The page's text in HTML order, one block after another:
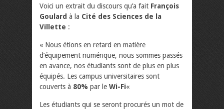
Voici un extrait du discours qu’a fait François
Goulard à la Cité des Sciences de la
Villette :
« Nous étions en retard en matière
d’équipement numérique, nous sommes passés
en avance, nos étudiants sont de plus en plus
équipés. Les campus universitaires sont
couverts à 80% par le Wi-Fi«
Les étudiants qui se seront procurés un mot de